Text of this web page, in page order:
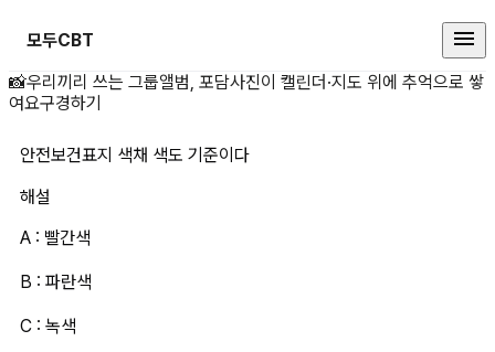
모두CBT
안전보건표지 색채 색도 기준이다
📸우리끼리 쓰는 그룹앨범, 포담사진이 캘린더·지도 위에 추억으로 쌓
여요구경하기
안전보건표지 색채 색도 기준이다
해설
A : 빨간색
B : 파란색
C : 녹색